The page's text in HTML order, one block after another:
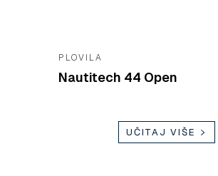
PLOVILA
Nautitech 44 Open
UČITAJ VIŠE